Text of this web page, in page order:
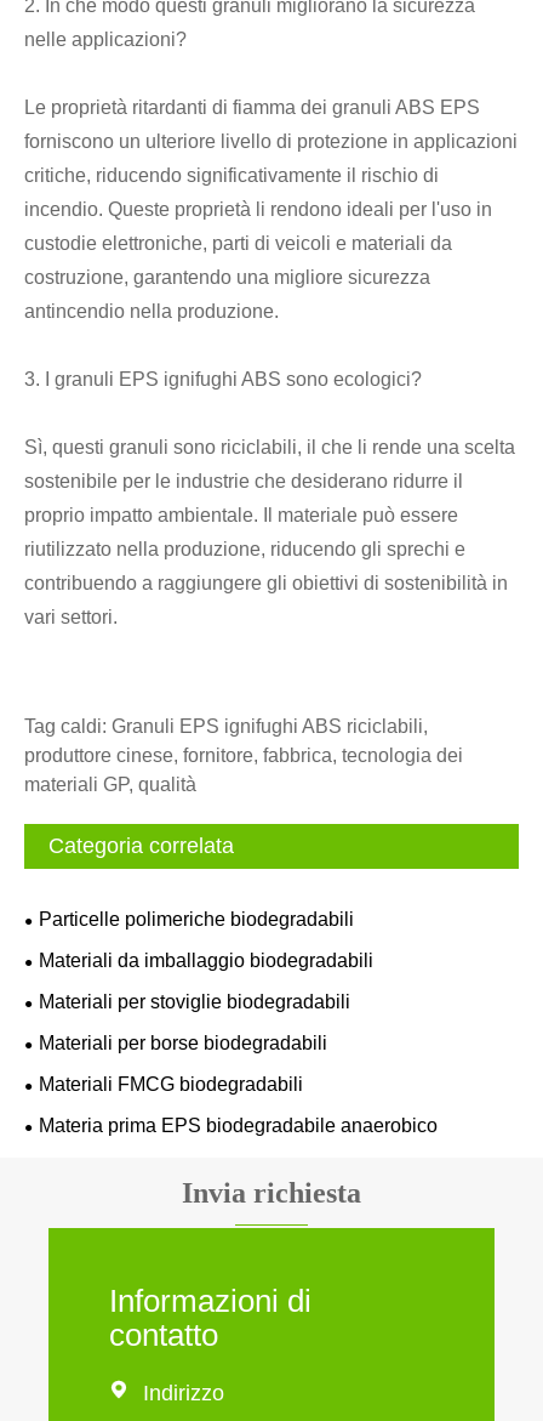
2. In che modo questi granuli migliorano la sicurezza
nelle applicazioni?
Le proprietà ritardanti di fiamma dei granuli ABS EPS
forniscono un ulteriore livello di protezione in applicazioni
critiche, riducendo significativamente il rischio di
incendio. Queste proprietà li rendono ideali per l'uso in
custodie elettroniche, parti di veicoli e materiali da
costruzione, garantendo una migliore sicurezza
antincendio nella produzione.
3. I granuli EPS ignifughi ABS sono ecologici?
Sì, questi granuli sono riciclabili, il che li rende una scelta
sostenibile per le industrie che desiderano ridurre il
proprio impatto ambientale. Il materiale può essere
riutilizzato nella produzione, riducendo gli sprechi e
contribuendo a raggiungere gli obiettivi di sostenibilità in
vari settori.
Tag caldi: Granuli EPS ignifughi ABS riciclabili,
produttore cinese, fornitore, fabbrica, tecnologia dei
materiali GP, qualità
Categoria correlata
Particelle polimeriche biodegradabili
Materiali da imballaggio biodegradabili
Materiali per stoviglie biodegradabili
Materiali per borse biodegradabili
Materiali FMCG biodegradabili
Materia prima EPS biodegradabile anaerobico
Invia richiesta
Informazioni di
contatto
 Indirizzo